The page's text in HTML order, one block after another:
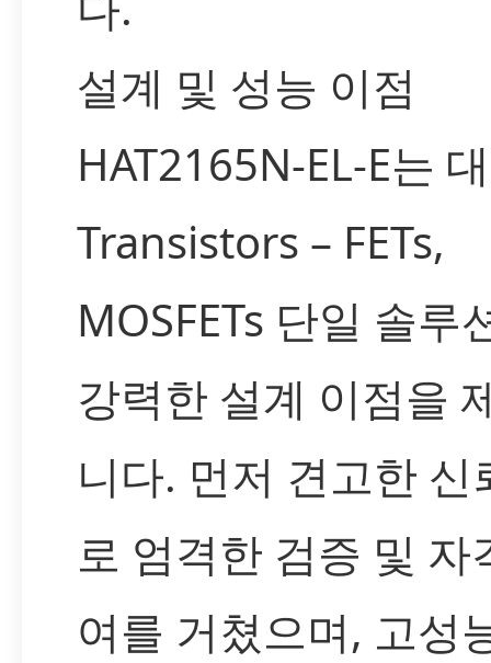
설계 및 성능 이점
HAT2165N-EL-E는
Transistors – FETs,
MOSFETs 단일 솔루
강력한 설계 이점을
니다. 먼저 견고한 신
로 엄격한 검증 및 자
여를 거쳤으며, 고성